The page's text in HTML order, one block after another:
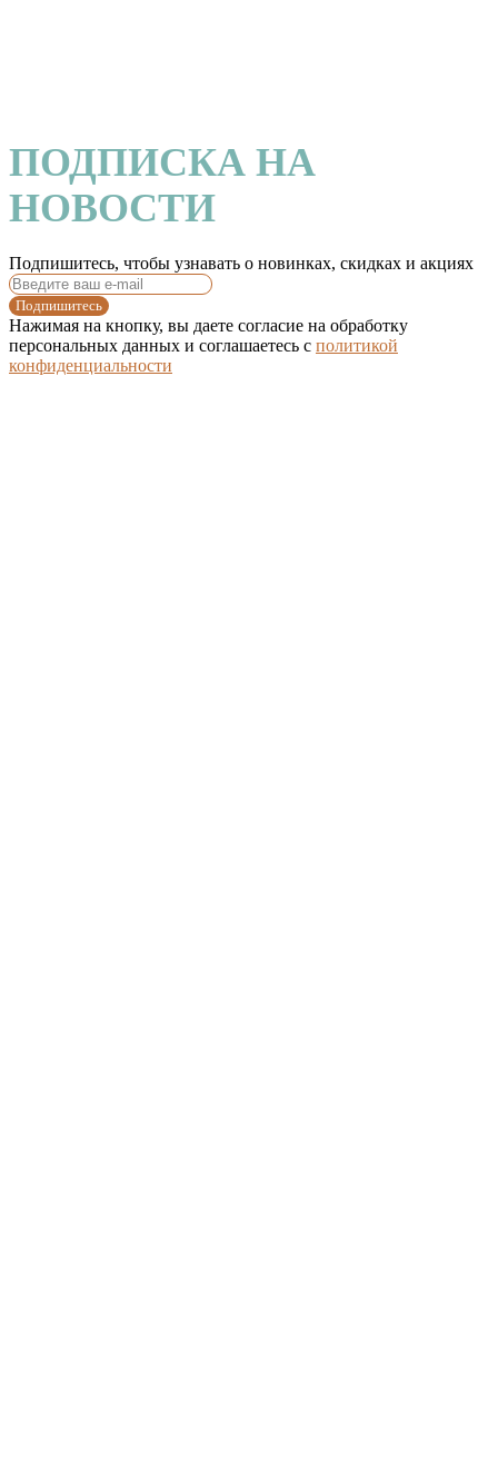
ПОДПИСКА НА
НОВОСТИ
Подпишитесь, чтобы узнавать о новинках, скидках и акциях
Подпишитесь
Нажимая на кнопку, вы даете согласие на обработку
персональных данных и соглашаетесь c политикой
конфиденциальности